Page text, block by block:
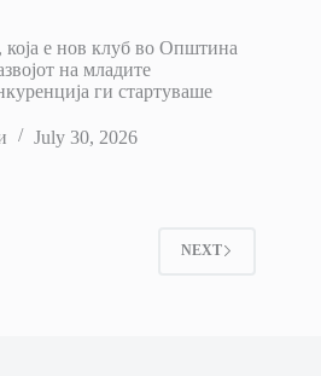
е нов клуб во Општина
на младите
ги стартуваше
July 30, 2026
NEXT